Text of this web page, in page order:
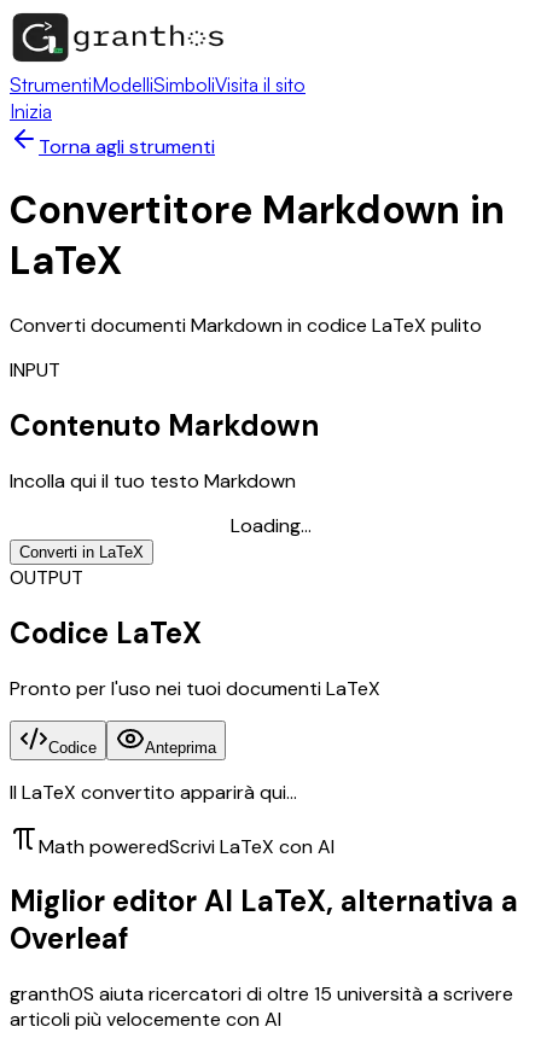
StrumentiModelliSimboliVisita il sito
Inizia
Torna agli strumenti
Convertitore Markdown in
LaTeX
Converti documenti Markdown in codice LaTeX pulito
INPUT
Contenuto Markdown
Incolla qui il tuo testo Markdown
Loading...
Converti in LaTeX
OUTPUT
Codice LaTeX
Pronto per l'uso nei tuoi documenti LaTeX
Codice Anteprima
Il LaTeX convertito apparirà qui...
Math poweredScrivi LaTeX con AI
Miglior editor AI LaTeX, alternativa a
Overleaf
granthOS aiuta ricercatori di oltre 15 università a scrivere
articoli più velocemente con AI